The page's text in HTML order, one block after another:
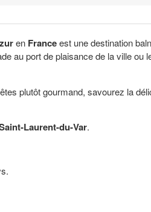
en Franceest une destination
au port de plaisance de la ville ou
plutôt gourmand, savourez la
Laurent-du-Var.